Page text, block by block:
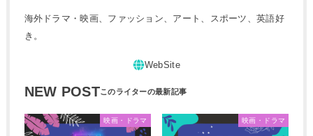
海外ドラマ・映画、ファッション、アート、スポーツ、英語好
き。
NEW POST
映画・ドラマ 映画・ドラマ